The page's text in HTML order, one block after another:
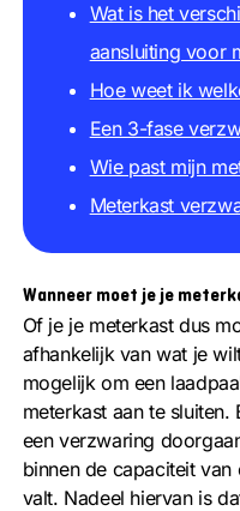
Wat is het
aansluiting voor
Hoe weet ik
Een 3-fase
Wie past mijn
Meterkast
Wanneer moet je je
Of je je meterkast dus
afhankelijk van wat je
mogelijk om een
meterkast aan te
een verzwaring
binnen de capaciteit van
valt. Nadeel hiervan is